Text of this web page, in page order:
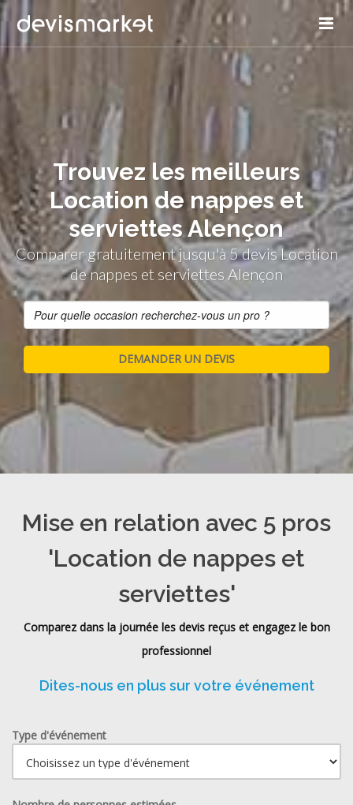
Trouvez les meilleurs
Location de nappes et
serviettes Alençon
Comparer gratuitement jusqu'à 5 devis Location
de nappes et serviettes Alençon
Mise en relation avec 5 pros
'Location de nappes et
serviettes'
Comparez dans la journée les devis reçus et engagez le bon
professionnel
Dites-nous en plus sur votre événement
Type d'événement